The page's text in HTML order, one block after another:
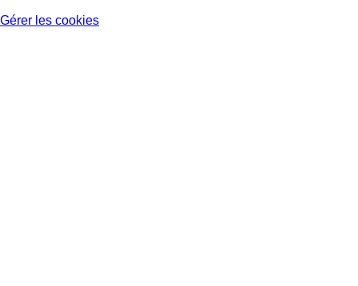
Gérer les cookies